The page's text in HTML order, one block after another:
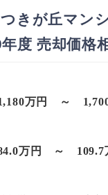
きが丘マン
度 売却価格
万円 ～ 1,700
万円 ～ 109.7